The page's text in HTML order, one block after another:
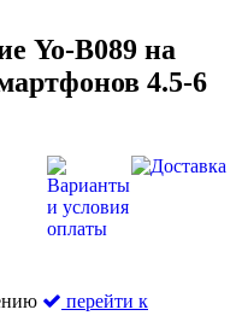
Yo-B089 на
4.5-6
перейти к